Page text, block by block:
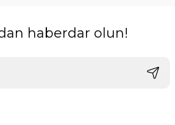
haberdar olun!